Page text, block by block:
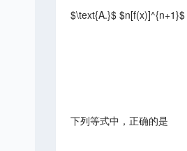
$\text{A.}$ $n[f(x)]^{n+1}$
下列等式中，正确的是